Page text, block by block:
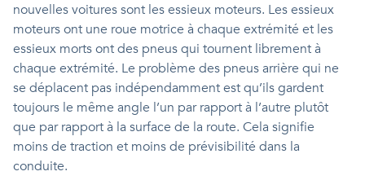
nouvelles voitures sont les essieux moteurs. Les essieux
moteurs ont une roue motrice à chaque extrémité et les
essieux morts ont des pneus qui tournent librement à
chaque extrémité. Le problème des pneus arrière qui ne
se déplacent pas indépendamment est qu’ils gardent
toujours le même angle l’un par rapport à l’autre plutôt
que par rapport à la surface de la route. Cela signifie
moins de traction et moins de prévisibilité dans la
conduite.